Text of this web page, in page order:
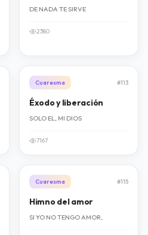
DE NADA TE SIRVE
2380
Cuaresma #113
Éxodo y liberación
SOLO EL, MI DIOS
7167
Cuaresma #115
Himno del amor
SI YO NO TENGO AMOR,